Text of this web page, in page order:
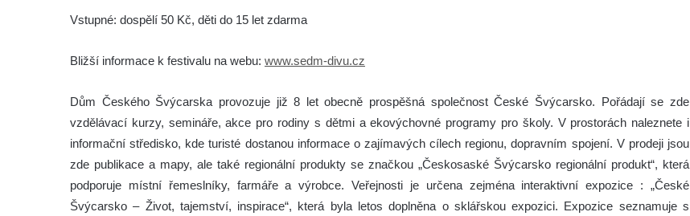
Vstupné: dospělí 50 Kč, děti do 15 let zdarma
Bližší informace k festivalu na webu: www.sedm-divu.cz
Dům Českého Švýcarska provozuje již 8 let obecně prospěšná společnost České Švýcarsko. Pořádají se zde
vzdělávací kurzy, semináře, akce pro rodiny s dětmi a ekovýchovné programy pro školy. V prostorách naleznete i
informační středisko, kde turisté dostanou informace o zajímavých cílech regionu, dopravním spojení. V prodeji jsou
zde publikace a mapy, ale také regionální produkty se značkou „Českosaské Švýcarsko regionální produkt“, která
podporuje místní řemeslníky, farmáře a výrobce. Veřejnosti je určena zejména interaktivní expozice : „České
Švýcarsko – Život, tajemství, inspirace“, která byla letos doplněna o sklářskou expozici. Expozice seznamuje s